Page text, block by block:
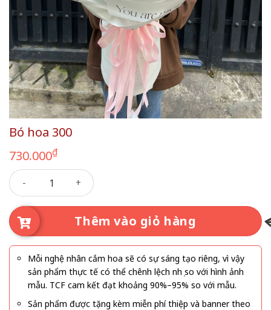
Bó hoa 300
730.000₫
Bó hoa 300 số lượng
Thêm vào giỏ hàng
Mỗi nghệ nhân cắm hoa sẽ có sự sáng tạo riêng, vì vậy
sản phẩm thực tế có thể chênh lệch nhẹ so với hình ảnh
mẫu. TCF cam kết đạt khoảng 90%–95% so với mẫu.
Sản phẩm được tặng kèm miễn phí thiệp và banner theo